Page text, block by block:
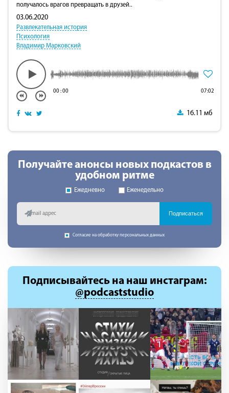
получалось врагов превращать в друзей..
03.06.2020
Развлекательная история
Психология
Владимир Марковский
00:00 07:02
16.11 мб
Получайте анонсы новых подкастов в
удобном ритме
Ежедневно Еженедельно
Подписаться
Согласие на обработку персональных данных
Подписывайтесь на наш инстаграм:
@podcaststudio